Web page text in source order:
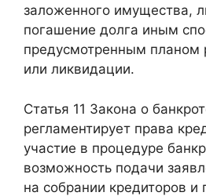
заложенного имущества,
погашение долга иным
предусмотренным планом
или ликвидации.
Статья 11 Закона о
регламентирует права
участие в процедуре
возможность подачи
на собрании кредиторов и